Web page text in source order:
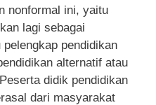
nonformal ini, yaitu
lagi sebagai
pendidikan
alternatif atau
didik pendidikan
dari masyarakat